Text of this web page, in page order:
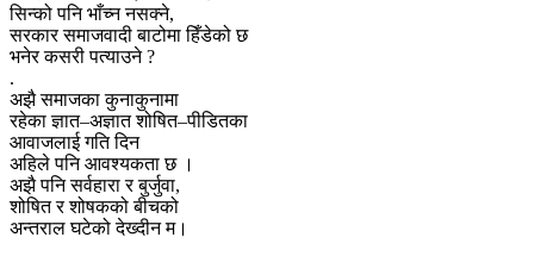
सिन्को पनि भाँच्न नसक्ने,
सरकार समाजवादी बाटोमा हिँडेको छ
भनेर कसरी पत्याउने ?
.
अझै समाजका कुनाकुनामा
रहेका ज्ञात–अज्ञात शोषित–पीडितका
आवाजलाई गति दिन
अहिले पनि आवश्यकता छ ।
अझै पनि सर्वहारा र बुर्जुवा,
शोषित र शोषकको बीचको
अन्तराल घटेको देख्दीन म।